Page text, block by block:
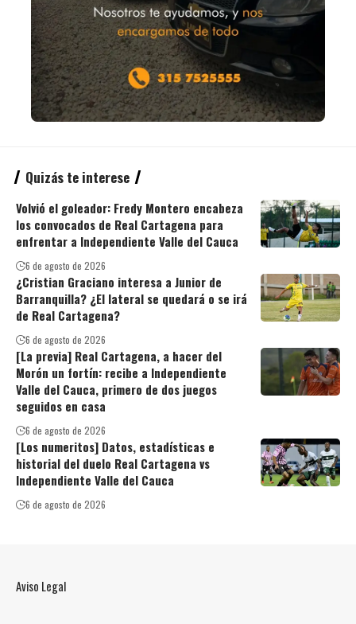
Quizás te interese
Volvió el goleador: Fredy Montero encabeza
los convocados de Real Cartagena para
enfrentar a Independiente Valle del Cauca
6 de agosto de 2026
¿Cristian Graciano interesa a Junior de
Barranquilla? ¿El lateral se quedará o se irá
de Real Cartagena?
6 de agosto de 2026
[La previa] Real Cartagena, a hacer del
Morón un fortín: recibe a Independiente
Valle del Cauca, primero de dos juegos
seguidos en casa
6 de agosto de 2026
[Los numeritos] Datos, estadísticas e
historial del duelo Real Cartagena vs
Independiente Valle del Cauca
6 de agosto de 2026
Aviso Legal